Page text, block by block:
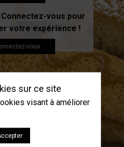
vous pour
votre expérience !​
vous
sur ce site
visant à améliorer